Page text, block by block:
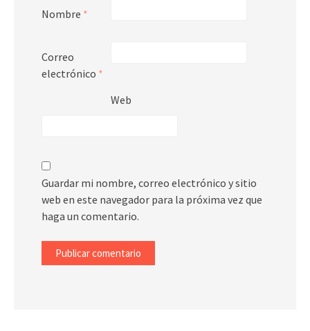
Nombre *
Correo
electrónico *
Web
Guardar mi nombre, correo electrónico y sitio
web en este navegador para la próxima vez que
haga un comentario.